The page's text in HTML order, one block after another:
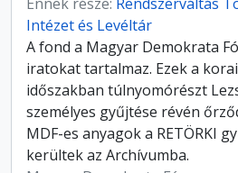
Intézet és Levéltár
A fond a Magyar Demokrata
iratokat tartalmaz. Ezek a
időszakban túlnyomórészt
személyes gyűjtése révén
MDF-es anyagok a RETÖRKI
kerültek az Archívumba.